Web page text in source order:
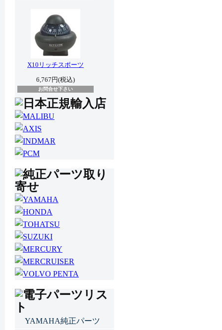
X10リッチスポーツ
6,767円(税込)
お問合せ下さい
YAMAHA純正パーツ